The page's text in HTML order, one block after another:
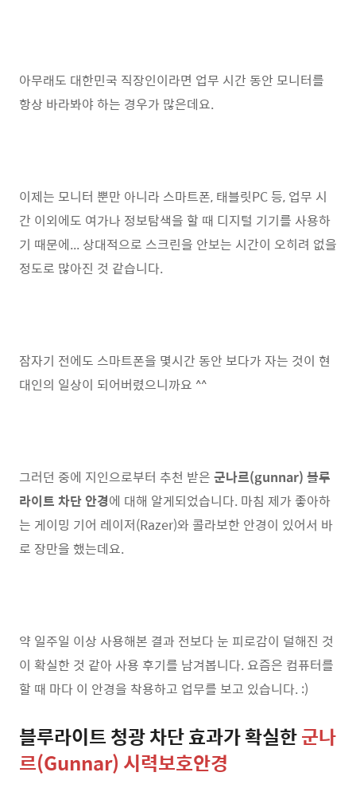
아무래도 대한민국 직장인이라면 업무 시간 동안 모니터를
항상 바라봐야 하는 경우가 많은데요.
이제는 모니터 뿐만 아니라 스마트폰, 태블릿PC 등, 업무 시
간 이외에도 여가나 정보탐색을 할 때 디지털 기기를 사용하
기 때문에... 상대적으로 스크린을 안보는 시간이 오히려 없을
정도로 많아진 것 같습니다.
잠자기 전에도 스마트폰을 몇시간 동안 보다가 자는 것이 현
대인의 일상이 되어버렸으니까요 ^^
그러던 중에 지인으로부터 추천 받은 군나르(gunnar) 블루
라이트 차단 안경에 대해 알게되었습니다. 마침 제가 좋아하
는 게이밍 기어 레이저(Razer)와 콜라보한 안경이 있어서 바
로 장만을 했는데요.
약 일주일 이상 사용해본 결과 전보다 눈 피로감이 덜해진 것
이 확실한 것 같아 사용 후기를 남겨봅니다. 요즘은 컴퓨터를
할 때 마다 이 안경을 착용하고 업무를 보고 있습니다. :)
블루라이트 청광 차단 효과가 확실한군나
르(Gunnar) 시력보호안경